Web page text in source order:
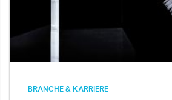
BRANCHE & KARRIERE